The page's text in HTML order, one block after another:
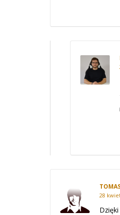
28